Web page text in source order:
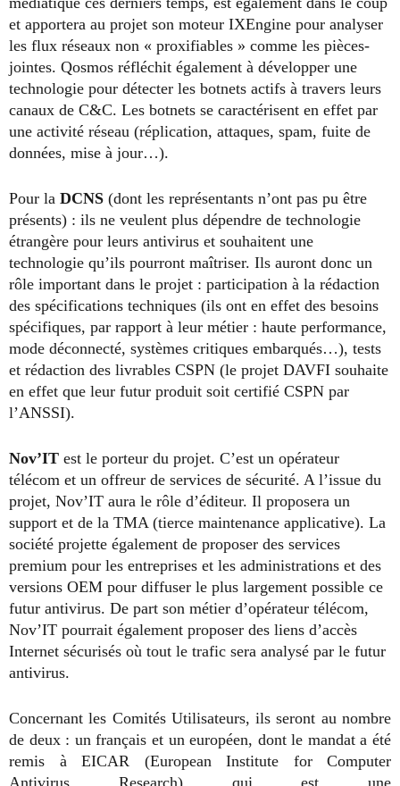
et apportera au projet son moteur IXEngine pour analyser
les flux réseaux non « proxifiables » comme les pièces-
jointes. Qosmos réfléchit également à développer une
technologie pour détecter les botnets actifs à travers leurs
canaux de C&C. Les botnets se caractérisent en effet par
une activité réseau (réplication, attaques, spam, fuite de
données, mise à jour…).
Pour la DCNS (dont les représentants n’ont pas pu être
présents) : ils ne veulent plus dépendre de technologie
étrangère pour leurs antivirus et souhaitent une
technologie qu’ils pourront maîtriser. Ils auront donc un
rôle important dans le projet : participation à la rédaction
des spécifications techniques (ils ont en effet des besoins
spécifiques, par rapport à leur métier : haute performance,
mode déconnecté, systèmes critiques embarqués…), tests
et rédaction des livrables CSPN (le projet DAVFI souhaite
en effet que leur futur produit soit certifié CSPN par
l’ANSSI).
Nov’IT est le porteur du projet. C’est un opérateur
télécom et un offreur de services de sécurité. A l’issue du
projet, Nov’IT aura le rôle d’éditeur. Il proposera un
support et de la TMA (tierce maintenance applicative). La
société projette également de proposer des services
premium pour les entreprises et les administrations et des
versions OEM pour diffuser le plus largement possible ce
futur antivirus. De part son métier d’opérateur télécom,
Nov’IT pourrait également proposer des liens d’accès
Internet sécurisés où tout le trafic sera analysé par le futur
antivirus.
Concernant les Comités Utilisateurs, ils seront au nombre
de deux : un français et un européen, dont le mandat a été
remis à EICAR (European Institute for Computer
Antivirus Research) qui est une